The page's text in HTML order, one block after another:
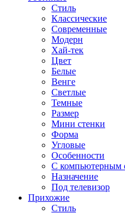
Стиль
Классические
Современные
Модерн
Хай-тек
Цвет
Белые
Венге
Светлые
Темные
Размер
Мини стенки
Форма
Угловые
Особенности
С компьютерным
Назначение
Под телевизор
Прихожие
Стиль